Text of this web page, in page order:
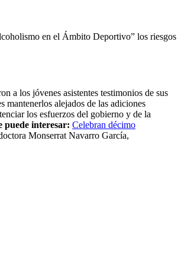
en el Ámbito Deportivo” los riesgos
a los jóvenes asistentes testimonios de sus
alejados de las adiciones
los esfuerzos del gobierno y de la
puede interesar: Celebran décimo
Monserrat Navarro García,